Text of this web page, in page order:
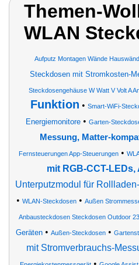
Themen-
WLAN
Aufputz Montagen Wände
Steckdosen mit Stromkosten-
Steckdosengehäuse W Watt V Volt A
Funktion • Smart-WiFi-
Energiemonitore • Garten-
Messung, Matter-
Fernsteuerungen App-Steuerungen •
mit RGB-CCT-
Unterputzmodul für
• WLAN-Steckdosen• Außen
Anbausteckdosen Steckdosen Outdoor
Geräten • Außen-Steckdosen •
mit Stromverbrauchs-